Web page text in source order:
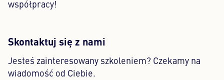
współpracy!
Skontaktuj się z nami
Jesteś zainteresowany szkoleniem? Czekamy na
wiadomość od Ciebie.